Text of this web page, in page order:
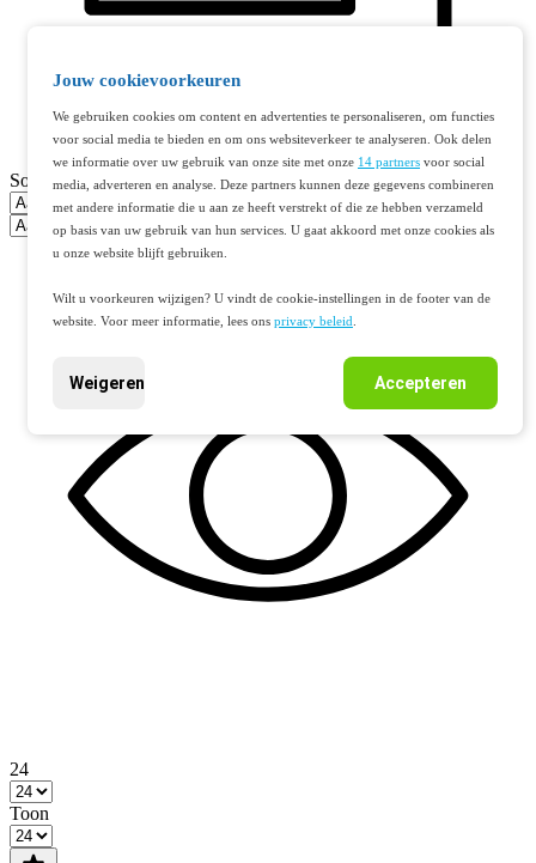
Jouw cookievoorkeuren
We gebruiken cookies om content en advertenties te personaliseren, om functies
voor social media te bieden en om ons websiteverkeer te analyseren. Ook delen
we informatie over uw gebruik van onze site met onze 14 partners voor social
media, adverteren en analyse. Deze partners kunnen deze gegevens combineren
met andere informatie die u aan ze heeft verstrekt of die ze hebben verzameld
op basis van uw gebruik van hun services. U gaat akkoord met onze cookies als
u onze website blijft gebruiken.
Wilt u voorkeuren wijzigen? U vindt de cookie-instellingen in de footer van de
website. Voor meer informatie, lees ons privacy beleid
Weigeren Accepteren
Sorteer op
24
Toon